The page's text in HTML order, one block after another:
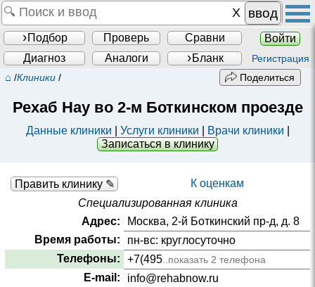
ввод
Подбор Проверь Сравни
Войти
Диагноз
Аналоги Бланк Регистрация
⌂ /Клиники / Поделиться
Рехаб Нау во 2-м Боткинском проезде
Данные клиники Услуги клиники Врачи клиники
Записаться в клинику
Править клинику ✎
К оценкам
Специализированная клиника
Адрес:
Москва, 2-й Боткинский пр-д, д. 8
Время работы:
пн-вс: круглосуточно
Телефоны:
+7(495..показать 2 телефона
E-mail:
info@rehabnow.ru